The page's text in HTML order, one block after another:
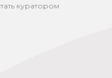
куратором